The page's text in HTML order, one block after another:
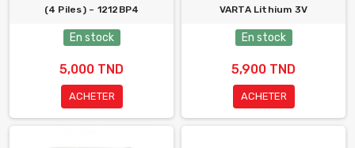
(4 Piles) – 1212BP4
En stock
5,000 TND
ACHETER
VARTA Lithium 3V
En stock
5,900 TND
ACHETER